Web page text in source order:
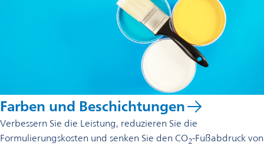
Farben und Beschichtungen
Verbessern Sie die Leistung, reduzieren Sie die
Formulierungskosten und senken Sie den CO2-Fußabdruck von